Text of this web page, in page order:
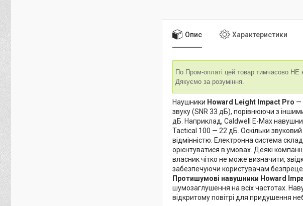
Опис Характеристики
По Пром-оплаті цей товар тимчасово НЕ
Дякуємо за розуміння.
Наушники Howard Leight Impact Pro —
звуку (SNR 33 дБ), порівнюючи з
дБ. Наприклад, Caldwell E-Max
Tactical 100 — 22 дБ. Оскільки
відмінністю. Електронна система
орієнтуватися в умовах. Деякі
власник чітко не може визначити,
забезпечуючи користувачам
Протишумові навушники Howard
шумозаглушення на всіх частотах.
відкритому повітрі для придушення